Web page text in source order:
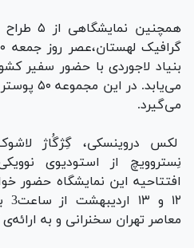
همچنین
بنیاد لاجوردی با حضور سفیر
می‌یابد. در
می‌گیرد.
لکس دروینسکی، گِژگُاژ
نِستروویچ از استودیوی
افتتاحیه این نمایشگاه حضور
معاصر تهران سخنرانی و به